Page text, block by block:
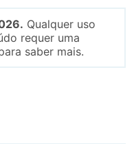
Qualquer uso
requer uma
saber mais.